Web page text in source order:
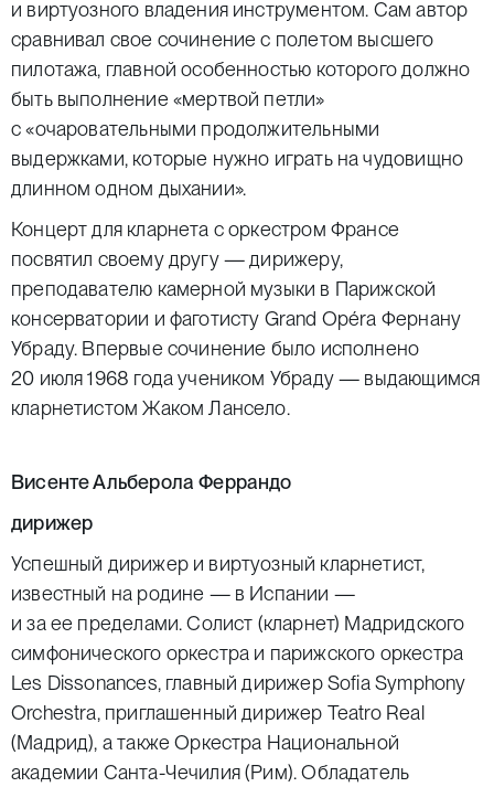
и виртуозного владения инструментом. Сам автор
сравнивал свое сочинение с полетом высшего
пилотажа, главной особенностью которого должно
быть выполнение «мертвой петли»
с «очаровательными продолжительными
выдержками, которые нужно играть на чудовищно
длинном одном дыхании».
Концерт для кларнета с оркестром Франсе
посвятил своему другу — дирижеру,
преподавателю камерной музыки в Парижской
консерватории и фаготисту Grand Opéra Фернану
Убраду. Впервые сочинение было исполнено
20 июля 1968 года учеником Убраду — выдающимся
кларнетистом Жаком Лансело.
Висенте Альберола Феррандо
дирижер
Успешный дирижер и виртуозный кларнетист,
известный на родине — в Испании —
и за ее пределами. Солист (кларнет) Мадридского
симфонического оркестра и парижского оркестра
Les Dissonances, главный дирижер Sofia Symphony
Orchestra, приглашенный дирижер Teatro Real
(Мадрид), а также Оркестра Национальной
академии Санта-Чечилия (Рим). Обладатель